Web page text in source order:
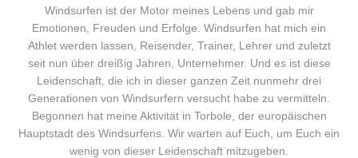
Windsurfen ist der Motor meines Lebens und gab mir
Emotionen, Freuden und Erfolge. Windsurfen hat mich ein
Athlet werden lassen, Reisender, Trainer, Lehrer und zuletzt
seit nun über dreißig Jahren, Unternehmer. Und es ist diese
Leidenschaft, die ich in dieser ganzen Zeit nunmehr drei
Generationen von Windsurfern versucht habe zu vermitteln.
Begonnen hat meine Aktivität in Torbole, der europäischen
Hauptstadt des Windsurfens. Wir warten auf Euch, um Euch ein
wenig von dieser Leidenschaft mitzugeben.